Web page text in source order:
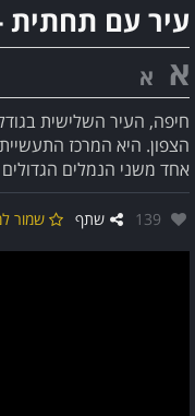
עיר עם תחתית
א א
חיפה, העיר השלישית
הצפון. היא המרכז
אחד משני הנמלים הגדולים
אהבו:
139 שתף שמור